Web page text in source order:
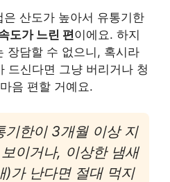
은 산도가 높아서 유통기한
도가 느린 편이에요. 하지
장담할 수 없으니, 혹시라
드신다면 그냥 버리거나 청
음 편할 거예요.
기한이 3개월 이상 지
이거나, 이상한 냄새
)가 난다면 절대 먹지